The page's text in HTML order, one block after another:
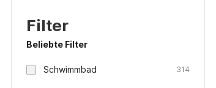
Filter
Beliebte Filter
Schwimmbad 314